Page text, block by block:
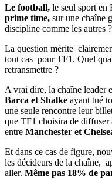
Le football, le seul sport en
prime time, sur une chaîne
discipline comme les autres ?
La question mérite
tout cas pour TF1. Quel
retransmettre ?
A vrai dire, la chaîne leader
Barca et Shalke ayant tué
une seule rencontre leur
que TF1 choisira de
entre Manchester et
Et dans ce cas de figure,
les décideurs de la chaîne,
aller. Même pas 18% de